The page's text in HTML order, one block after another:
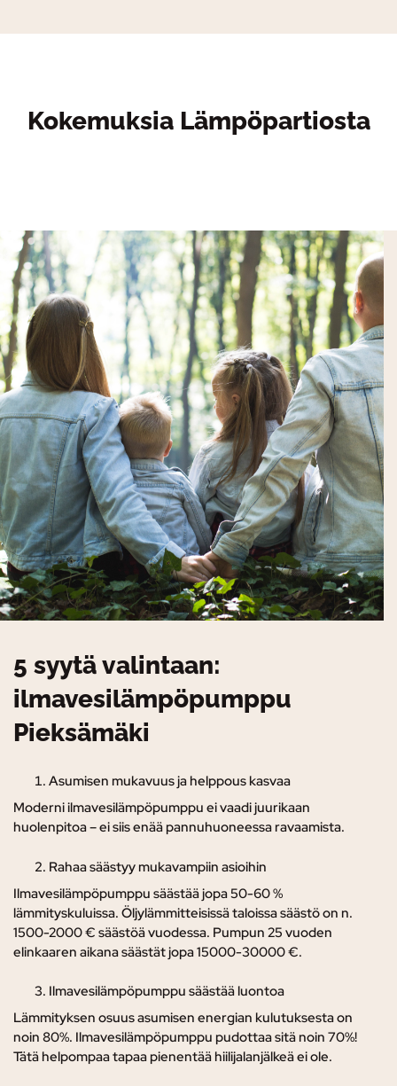
Kokemuksia Lämpöpartiosta
5 syytä valintaan:
ilmavesilämpöpumppu
Pieksämäki
Asumisen mukavuus ja helppous kasvaa
Moderni ilmavesilämpöpumppu ei vaadi juurikaan
huolenpitoa – ei siis enää pannuhuoneessa ravaamista.
Rahaa säästyy mukavampiin asioihin
Ilmavesilämpöpumppu säästää jopa 50-60 %
lämmityskuluissa. Öljylämmitteisissä taloissa säästö on n.
1500-2000 € säästöä vuodessa. Pumpun 25 vuoden
elinkaaren aikana säästät jopa 15000-30000 €.
Ilmavesilämpöpumppu säästää luontoa
Lämmityksen osuus asumisen energian kulutuksesta on
noin 80%. Ilmavesilämpöpumppu pudottaa sitä noin 70%!
Tätä helpompaa tapaa pienentää hiilijalanjälkeä ei ole.